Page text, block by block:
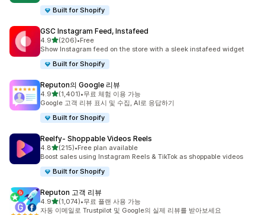
Built for Shopify
GSC Instagram Feed, Instafeed
4.9별 5개 중
(206)
총 리뷰 206개
•Free
Show Instagram feed on the store with a sleek instafeed widget
Built for Shopify
Reputon의 Google 리뷰
4.9별 5개 중
(1,401)
총 리뷰 1401개
•무료 체험 이용 가능
Google 고객 리뷰 표시 및 수집, AI로 응답하기
Built for Shopify
Reelfy‑ Shoppable Videos Reels
4.8별 5개 중
(215)
총 리뷰 215개
•Free plan available
Boost sales using Instagram Reels & TikTok as shoppable videos
Built for Shopify
Reputon 고객 리뷰
4.9별 5개 중
(1,074)
총 리뷰 1074개
•무료 플랜 사용 가능
자동 이메일로 Trustpilot 및 Google의 실제 리뷰를 받아보세요